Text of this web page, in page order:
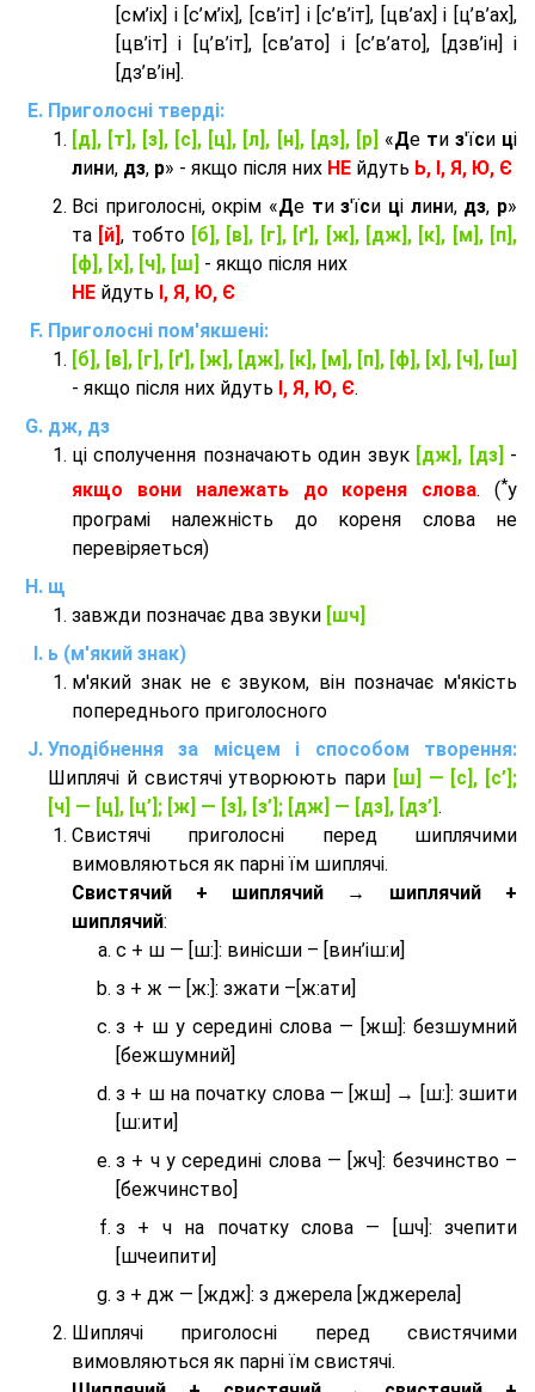
[см’іх] і [с’м’іх], [св’іт] і [с’в’іт], [цв’ах] і [ц’в’ах],
[цв’іт] і [ц’в’іт], [св’ато] і [с’в’ато], [дзв’iн] і
[дз’в’iн].
Приголосні тверді:
[д], [т], [з], [с], [ц], [л], [н], [дз], [р] «Де ти з'їси ці
лини, дз, р» - якщо після них НЕ йдуть Ь, І, Я, Ю, Є
Всі приголосні, окрім «Де тиз'їси ці лини, дз, р»
та [й], тобто [б], [в], [г], [ґ], [ж], [дж], [к], [м], [п],
[ф], [х], [ч], [ш] - якщо після них
НЕ йдуть І, Я, Ю, Є
Приголосні пом'якшені:
[б], [в], [г], [ґ], [ж], [дж], [к], [м], [п], [ф], [х], [ч], [ш]
- якщо після них йдуть І, Я, Ю, Є.
дж, дз
ці сполучення позначають один звук [дж], [дз] -
якщо вони належать до кореня слова. (*у
програмі належність до кореня слова не
перевіряеться)
щ
завжди позначає два звуки [шч]
ь (м'який знак)
м'який знак не є звуком, він позначає м'якість
попереднього приголосного
Уподібнення за місцем і способом творення:
Шиплячі й свистячі утворюють пари [ш] — [c], [с’];
[ч] — [ц], [ц’]; [ж] — [з], [з’]; [дж] — [дз], [дз’] .
Свистячі приголосні перед шиплячими
вимовляються як парні їм шиплячі.
Cвистячий + шиплячий → шиплячий +
шиплячий:
с + ш — [ш:]: винісши – [вин’іш:и]
з + ж — [ж:]: зжати –[ж:ати]
з + ш у середині слова — [жш]: безшумний
[бежшумний]
з + ш на початку слова — [жш] → [ш:]: зшити
[ш:ити]
з + ч у середині слова — [жч]: безчинство –
[бежчинство]
з + ч на початку слова — [шч]: зчепити
[шчеипити]
з + дж — [ждж]: з джерела [жджерела]
Шиплячі приголосні перед свистячими
вимовляються як парні їм свистячі.